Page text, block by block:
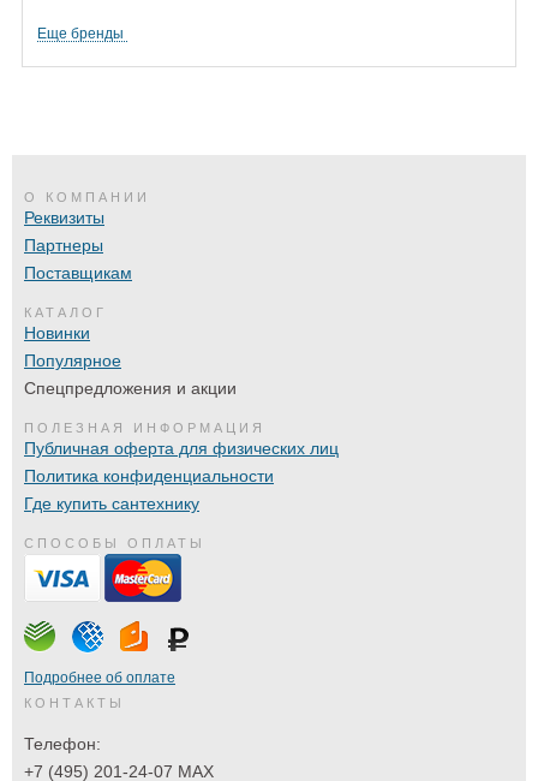
Еще бренды
О КОМПАНИИ
Реквизиты
Партнеры
Поставщикам
КАТАЛОГ
Новинки
Популярное
Спецпредложения и акции
ПОЛЕЗНАЯ ИНФОРМАЦИЯ
Публичная оферта для физических лиц
Политика конфиденциальности
Где купить сантехнику
СПОСОБЫ ОПЛАТЫ
Подробнее об оплате
КОНТАКТЫ
Телефон:
+7 (495) 201-24-07 MAX